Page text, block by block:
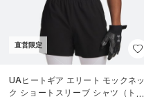
直営限定
UAヒートギア エリート モックネッ
ク ショートスリーブ シャツ（トレ